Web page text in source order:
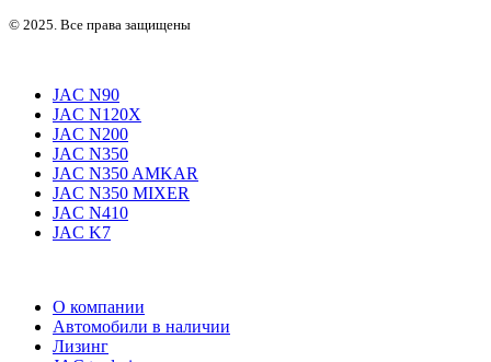
© 2025. Все права защищены
JAC N90
JAC N120X
JAC N200
JAC N350
JAC N350 AMKAR
JAC N350 MIXER
JAC N410
JAC K7
О компании
Автомобили в наличии
Лизинг